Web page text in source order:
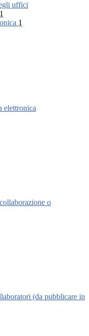
uffici
1
1
elettronica
o
(da pubblicare in